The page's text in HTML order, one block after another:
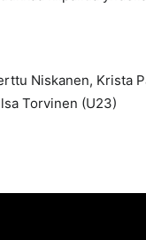
Niskanen, Krista
Torvinen (U23)